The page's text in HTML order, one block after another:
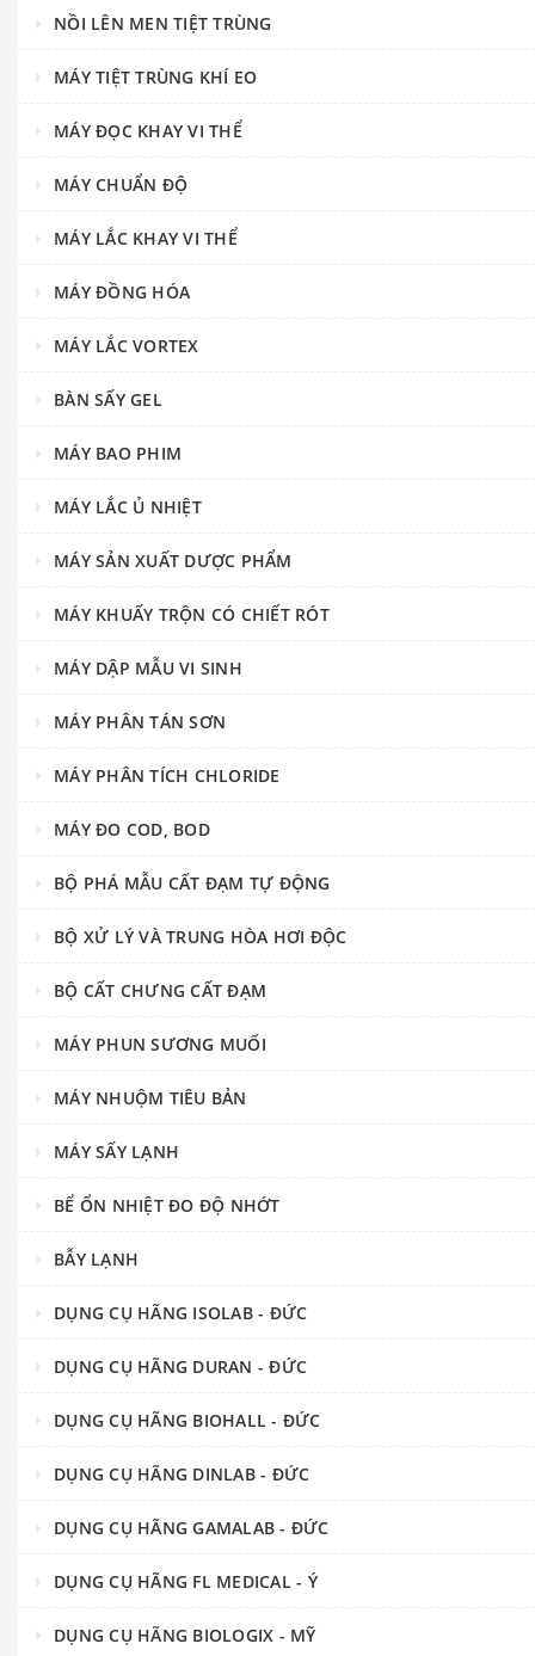
NỒI LÊN MEN TIỆT TRÙNG
MÁY TIỆT TRÙNG KHÍ EO
MÁY ĐỌC KHAY VI THỂ
MÁY CHUẨN ĐỘ
MÁY LẮC KHAY VI THỂ
MÁY ĐỒNG HÓA
MÁY LẮC VORTEX
BÀN SẤY GEL
MÁY BAO PHIM
MÁY LẮC Ủ NHIỆT
MÁY SẢN XUẤT DƯỢC PHẨM
MÁY KHUẤY TRỘN CÓ CHIẾT RÓT
MÁY DẬP MẪU VI SINH
MÁY PHÂN TÁN SƠN
MÁY PHÂN TÍCH CHLORIDE
MÁY ĐO COD, BOD
BỘ PHÁ MẪU CẤT ĐẠM TỰ ĐỘNG
BỘ XỬ LÝ VÀ TRUNG HÒA HƠI ĐỘC
BỘ CẤT CHƯNG CẤT ĐẠM
MÁY PHUN SƯƠNG MUỐI
MÁY NHUỘM TIÊU BẢN
MÁY SẤY LẠNH
BỂ ỔN NHIỆT ĐO ĐỘ NHỚT
BẪY LẠNH
DỤNG CỤ HÃNG ISOLAB - ĐỨC
DỤNG CỤ HÃNG DURAN - ĐỨC
DỤNG CỤ HÃNG BIOHALL - ĐỨC
DỤNG CỤ HÃNG DINLAB - ĐỨC
DỤNG CỤ HÃNG GAMALAB - ĐỨC
DỤNG CỤ HÃNG FL MEDICAL - Ý
DỤNG CỤ HÃNG BIOLOGIX - MỸ